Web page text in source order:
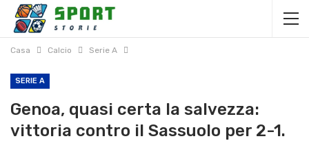
Casa Calcio Serie A
SERIE A
Genoa, quasi certa la salvezza:
vittoria contro il Sassuolo per 2-1.